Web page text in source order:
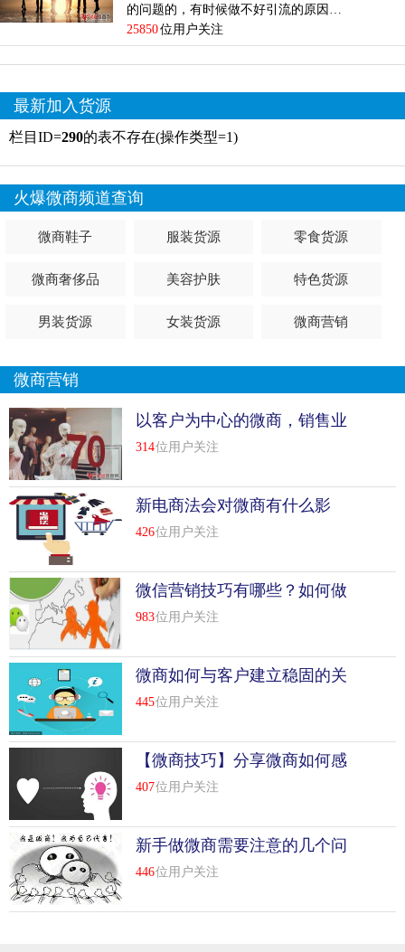
的问题的，有时候做不好引流的原因…
25850位用户关注
最新加入货源
栏目ID=290的表不存在(操作类型=1)
火爆微商频道查询
微商鞋子 服装货源 零食货源
微商奢侈品 美容护肤 特色货源
男装货源 女装货源 微商营销
微商营销
以客户为中心的微商，销售业
绩要高60%以上！
314位用户关注
新电商法会对微商有什么影
响？
426位用户关注
微信营销技巧有哪些？如何做
好营销
983位用户关注
微商如何与客户建立稳固的关
系
445位用户关注
【微商技巧】分享微商如何感
情营销
407位用户关注
新手做微商需要注意的几个问
题
446位用户关注